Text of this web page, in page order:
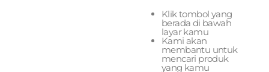
Klik tombol yang
berada di bawah
layar kamu
Kami akan
membantu untuk
mencari produk
yang kamu